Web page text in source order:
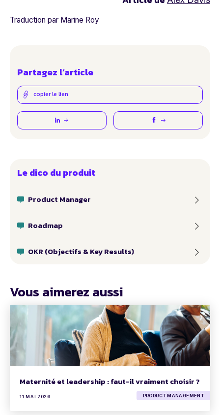
Traduction par Marine Roy
Partagez l’article
copier le lien
Le dico du produit
Product Manager
Roadmap
OKR (Objectifs & Key Results)
Vous aimerez aussi
Maternité et leadership : faut-il vraiment choisir ?
11 MAI 2026 PRODUCT MANAGEMENT